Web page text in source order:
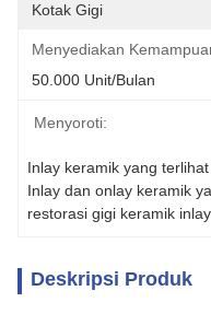
Kotak Gigi
Menyediakan
50.000 Unit/bulan
Menyoroti:
Inlay keramik yang
Inlay dan onlay keramik
restorasi gigi keramik
Deskripsi Produk